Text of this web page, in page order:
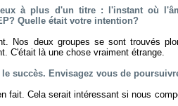
à plus d'un titre : l'instant où
Quelle était votre intention?
Nos deux groupes se sont trouvés
C'était là une chose vraiment étrange.
succès. Envisagez vous de
fait. Cela serait intéressant si nous